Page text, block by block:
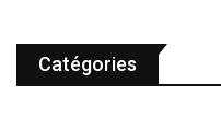
Catégories